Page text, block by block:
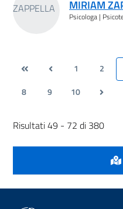
MIRIAM
Psicologa |
1 2
8
9 10
Risultati 49 - 72 di 380